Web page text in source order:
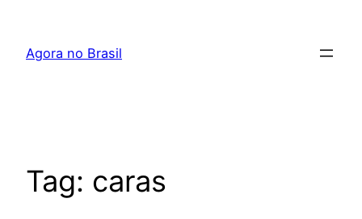
Agora no Brasil
Tag: caras